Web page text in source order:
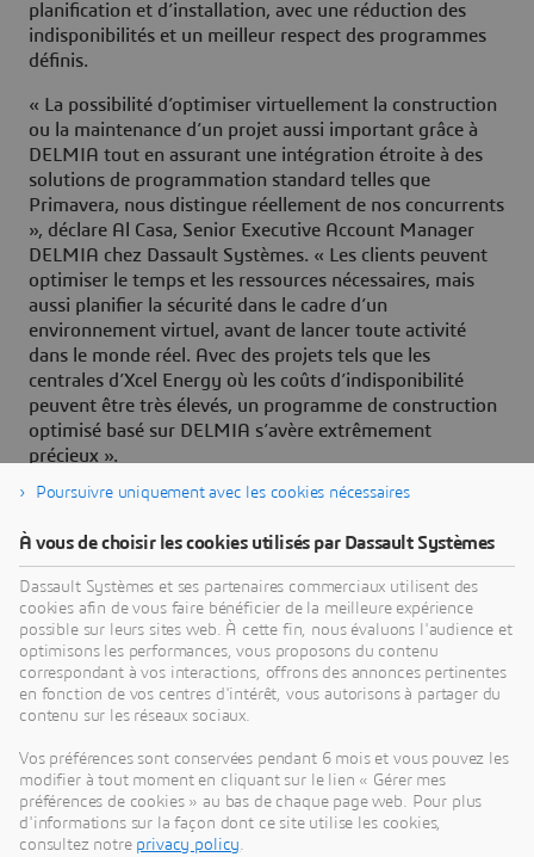
planification et d’installation, avec une réduction des
indisponibilités et un meilleur respect des programmes
définis.
« La possibilité d’optimiser virtuellement la construction
ou la maintenance d’un projet aussi important grâce à
DELMIA tout en assurant une intégration étroite à des
solutions de programmation standard telles que
Primavera, nous distingue réellement de nos concurrents
», déclare Al Casa, Senior Executive Account Manager
DELMIA chez Dassault Systèmes. « Les clients peuvent
optimiser le temps et les ressources nécessaires, mais
aussi planifier la sécurité dans le cadre d’un
environnement virtuel, avant de lancer toute activité
dans le monde réel. Avec des projets tels que les
centrales d’Xcel Energy où les coûts d’indisponibilité
peuvent être très élevés, un programme de construction
optimisé basé sur DELMIA s’avère extrêmement
précieux ».
À propos de Dassault Systèmes
Dassault Systèmes est un accélérateur de progrès
humain. Depuis 1981, l'entreprise est pionnière
dans la création de mondes virtuels pour améliorer
la vie réelle des consommateurs, des patients et
3DEXPERIENCE, ses jumeaux virtuels augmentés
par l'IA et ancrés dans la science aident 390 000
entreprises, de toutes tailles et de tous secteurs, à
Poursuivre uniquement avec les cookies nécessaires
À vous de choisir les cookies utilisés par Dassault Systèmes
Dassault Systèmes et ses partenaires commerciaux utilisent des
cookies afin de vous faire bénéficier de la meilleure expérience
possible sur leurs sites web. À cette fin, nous évaluons l'audience et
optimisons les performances, vous proposons du contenu
correspondant à vos interactions, offrons des annonces pertinentes
en fonction de vos centres d'intérêt, vous autorisons à partager du
contenu sur les réseaux sociaux.
Vos préférences sont conservées pendant 6 mois et vous pouvez les
modifier à tout moment en cliquant sur le lien « Gérer mes
préférences de cookies » au bas de chaque page web. Pour plus
d'informations sur la façon dont ce site utilise les cookies,
consultez notre privacy policy.